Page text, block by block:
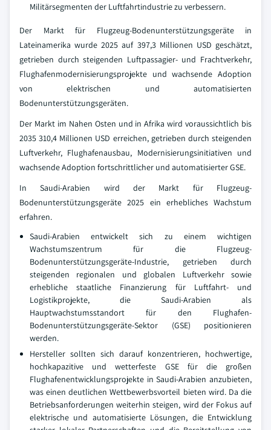
Militärsegmenten der Luftfahrtindustrie zu verbessern.
Der Markt für Flugzeug-Bodenunterstützungsgeräte in
Lateinamerika wurde 2025 auf 397,3 Millionen USD geschätzt,
getrieben durch steigenden Luftpassagier- und Frachtverkehr,
Flughafenmodernisierungsprojekte und wachsende Adoption
von elektrischen und automatisierten
Bodenunterstützungsgeräten.
Der Markt im Nahen Osten und in Afrika wird voraussichtlich bis
2035 310,4 Millionen USD erreichen, getrieben durch steigenden
Luftverkehr, Flughafenausbau, Modernisierungsinitiativen und
wachsende Adoption fortschrittlicher und automatisierter GSE.
In Saudi-Arabien wird der Markt für Flugzeug-
Bodenunterstützungsgeräte 2025 ein erhebliches Wachstum
erfahren.
Saudi-Arabien entwickelt sich zu einem wichtigen
Wachstumszentrum für die Flugzeug-
Bodenunterstützungsgeräte-Industrie, getrieben durch
steigenden regionalen und globalen Luftverkehr sowie
erhebliche staatliche Finanzierung für Luftfahrt- und
Logistikprojekte, die Saudi-Arabien als
Hauptwachstumsstandort für den Flughafen-
Bodenunterstützungsgeräte-Sektor (GSE) positionieren
werden.
Hersteller sollten sich darauf konzentrieren, hochwertige,
hochkapazitive und wetterfeste GSE für die großen
Flughafenentwicklungsprojekte in Saudi-Arabien anzubieten,
was einen deutlichen Wettbewerbsvorteil bieten wird. Da die
Betriebsanforderungen weiterhin steigen, wird der Fokus auf
elektrische und automatisierte Lösungen, die Entwicklung